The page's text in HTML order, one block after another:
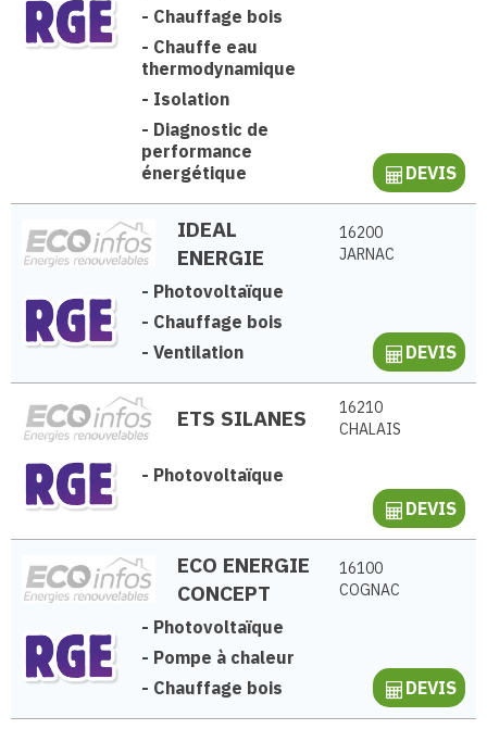
- Chauffage bois
- Chauffe eau
thermodynamique
- Isolation
- Diagnostic de
performance
énergétique
DEVIS
IDEAL
ENERGIE
16200
JARNAC
- Photovoltaïque
- Chauffage bois
- Ventilation DEVIS
ETS SILANES
16210
CHALAIS
- Photovoltaïque
DEVIS
ECO ENERGIE
CONCEPT
16100
COGNAC
- Photovoltaïque
- Pompe à chaleur
- Chauffage bois DEVIS